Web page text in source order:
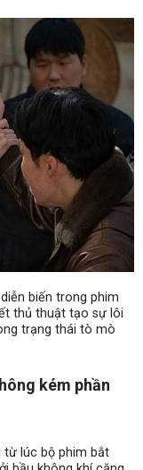
biến trong phim
thủ thuật tạo sự lôi
trạng thái tò mò
kém phần
từ lúc bộ phim bắt